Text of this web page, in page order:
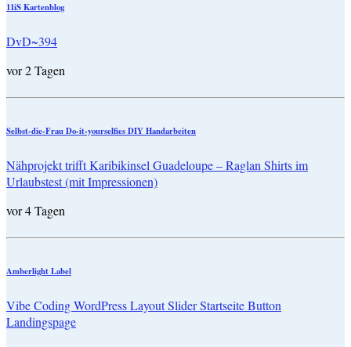
11iS Kartenblog
DvD~394
vor 2 Tagen
Selbst-die-Frau Do-it-yourselfies DIY Handarbeiten
Nähprojekt trifft Karibikinsel Guadeloupe – Raglan Shirts im
Urlaubstest (mit Impressionen)
vor 4 Tagen
Amberlight Label
Vibe Coding WordPress Layout Slider Startseite Button
Landingspage